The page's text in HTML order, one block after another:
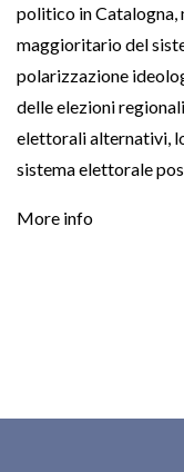
politico in Catalogna,
maggioritario del
polarizzazione
delle elezioni
elettorali alternativi,
sistema elettorale
More info